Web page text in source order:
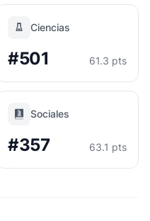
Ciencias
#501 61.3 pts
Sociales
#357 63.1 pts